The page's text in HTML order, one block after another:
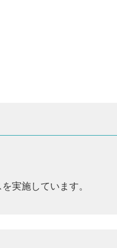
実施しています。